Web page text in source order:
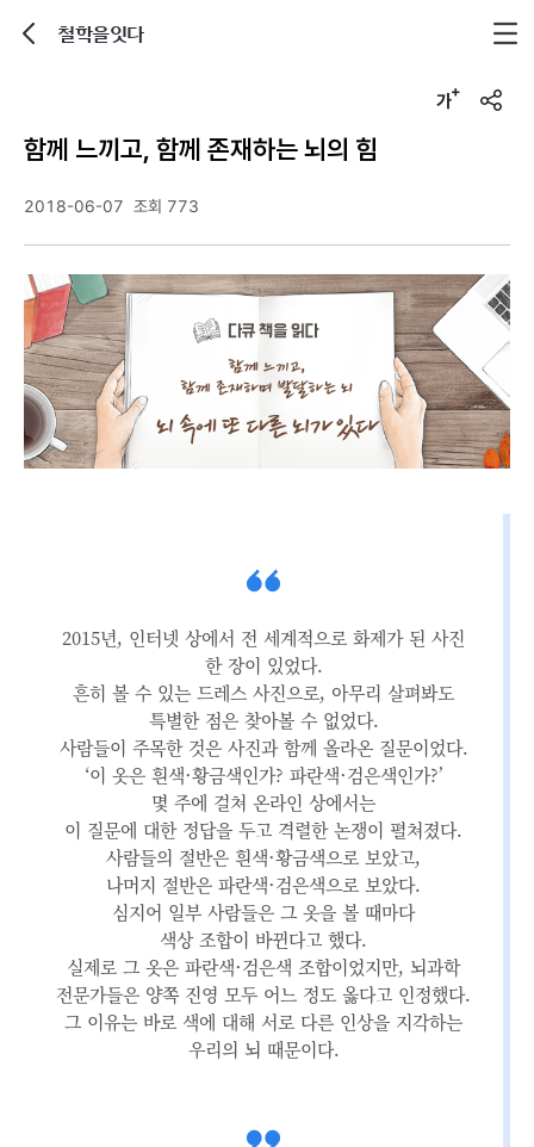
철학을잇다
u
함께 느끼고, 함께 존재하는 뇌의 힘
2018-06-07 조회 773
2015년, 인터넷 상에서 전 세계적으로 화제가 된 사진
한 장이 있었다.
흔히 볼 수 있는 드레스 사진으로, 아무리 살펴봐도
특별한 점은 찾아볼 수 없었다.
사람들이 주목한 것은 사진과 함께 올라온 질문이었다.
‘이 옷은 흰색·황금색인가? 파란색·검은색인가?’
몇 주에 걸쳐 온라인 상에서는
이 질문에 대한 정답을 두고 격렬한 논쟁이 펼쳐졌다.
사람들의 절반은 흰색·황금색으로 보았고,
나머지 절반은 파란색·검은색으로 보았다.
심지어 일부 사람들은 그 옷을 볼 때마다
색상 조합이 바뀐다고 했다.
실제로 그 옷은 파란색·검은색 조합이었지만, 뇌과학
전문가들은 양쪽 진영 모두 어느 정도 옳다고 인정했다.
그 이유는 바로 색에 대해 서로 다른 인상을 지각하는
우리의 뇌 때문이다.